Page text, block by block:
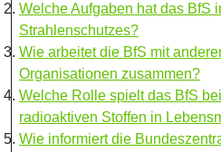
Welche Aufgaben hat das BfS
Strahlenschutzes?
Wie arbeitet die BfS mit
Organisationen zusammen?
Welche Rolle spielt das BfS
radioaktiven Stoffen in
Wie informiert die